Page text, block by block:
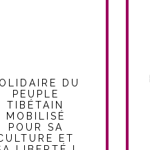
DU
PEUPLE
TIBÉTAIN
MOBILISÉ
POUR SA
ET